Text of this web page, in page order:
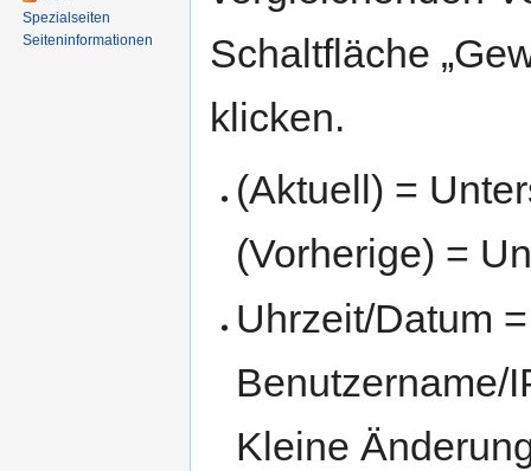
Schaltfläche
klicken.
(Aktuell) =
(Vorherige) =
Uhrzeit/Datum
Benutzername/
Kleine
Spezialseiten
Seiten­informationen